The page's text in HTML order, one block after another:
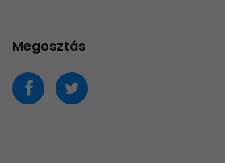
Megosztás